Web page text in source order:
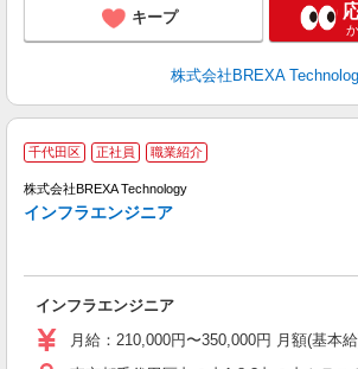
キープ
株式会社BREXA
千代田区 正社員 職業紹介
株式会社BREXA Technology
インフラエンジニア
インフラエンジニア
月給：210,000円〜350,000円 月額(基本